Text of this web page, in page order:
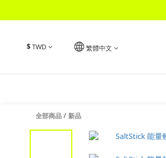
$ TWD 繁體中文
全部商品 / 新品